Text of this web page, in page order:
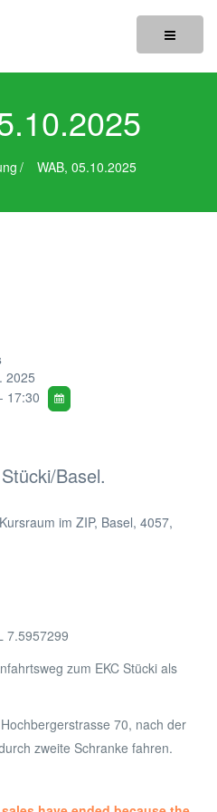
Toggle
/ WAB, 05.10.2025
2025
17:30
Stücki/Basel.
im ZIP, Basel, 4057,
7.5957299
zum EKC Stücki als
70, nach der
zweite Schranke fahren.